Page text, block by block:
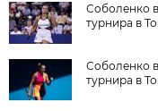
Соболенко
турнира в
Соболенко
турнира в